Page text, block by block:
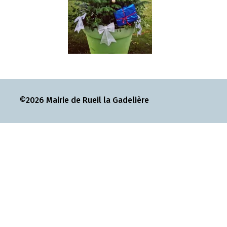
©2026 Mairie de Rueil la Gadelière